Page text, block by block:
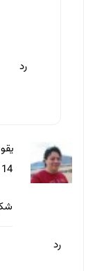
رد
14 أغسطس، 2014 الساعة 1:06 ص
رد